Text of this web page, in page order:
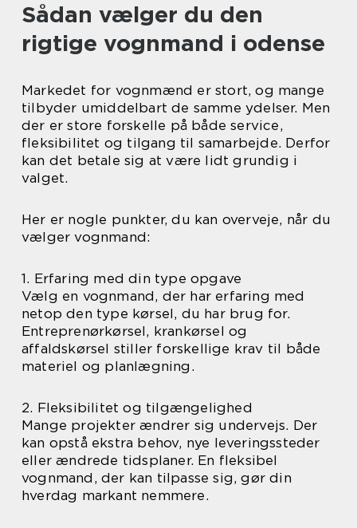
Sådan vælger du den
rigtige vognmand i odense
Markedet for vognmænd er stort, og mange
tilbyder umiddelbart de samme ydelser. Men
der er store forskelle på både service,
fleksibilitet og tilgang til samarbejde. Derfor
kan det betale sig at være lidt grundig i
valget.
Her er nogle punkter, du kan overveje, når du
vælger vognmand:
1. Erfaring med din type opgave
Vælg en vognmand, der har erfaring med
netop den type kørsel, du har brug for.
Entreprenørkørsel, krankørsel og
affaldskørsel stiller forskellige krav til både
materiel og planlægning.
2. Fleksibilitet og tilgængelighed
Mange projekter ændrer sig undervejs. Der
kan opstå ekstra behov, nye leveringssteder
eller ændrede tidsplaner. En fleksibel
vognmand, der kan tilpasse sig, gør din
hverdag markant nemmere.